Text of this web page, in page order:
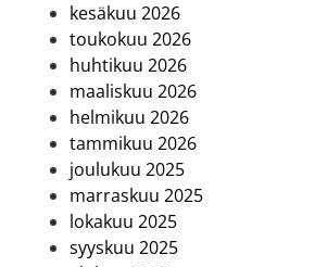
kesäkuu 2026
toukokuu 2026
huhtikuu 2026
maaliskuu 2026
helmikuu 2026
tammikuu 2026
joulukuu 2025
marraskuu 2025
lokakuu 2025
syyskuu 2025